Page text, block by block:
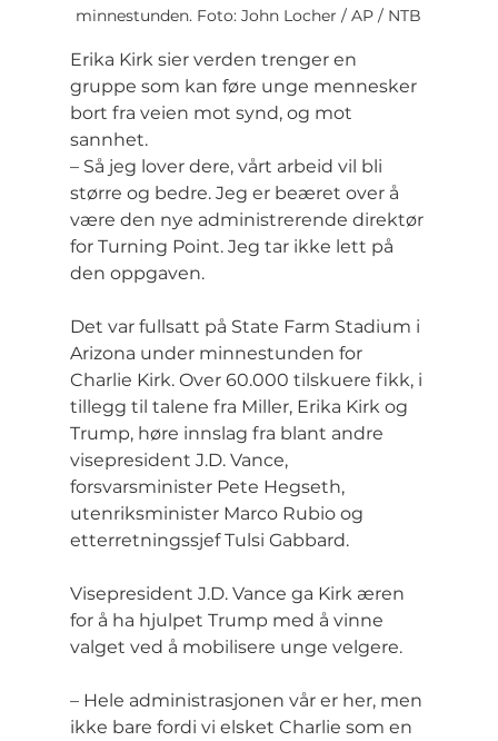
minnestunden. Foto: John Locher / AP / NTB
Erika Kirk sier verden trenger en
gruppe som kan føre unge mennesker
bort fra veien mot synd, og mot
sannhet.
– Så jeg lover dere, vårt arbeid vil bli
større og bedre. Jeg er beæret over å
være den nye administrerende direktør
for Turning Point. Jeg tar ikke lett på
den oppgaven.
Det var fullsatt på State Farm Stadium i
Arizona under minnestunden for
Charlie Kirk. Over 60.000 tilskuere fikk, i
tillegg til talene fra Miller, Erika Kirk og
Trump, høre innslag fra blant andre
visepresident J.D. Vance,
forsvarsminister Pete Hegseth,
utenriksminister Marco Rubio og
etterretningssjef Tulsi Gabbard.
Visepresident J.D. Vance ga Kirk æren
for å ha hjulpet Trump med å vinne
valget ved å mobilisere unge velgere.
– Hele administrasjonen vår er her, men
ikke bare fordi vi elsket Charlie som en